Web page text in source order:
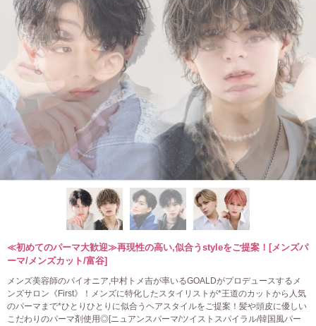
≪初めてのパーマ大歓迎≫再現性の高い,似合うstyleをご提案！[メンズパ
ーマ/メンズカット/富谷]
メンズ美容師のパイオニア,中村トメ吉が率いるGOALDがプロデュースするメ
ンズサロン《First》！メンズに特化したスタイリストが*王道のカットから人気
のパーマまで*ひとりひとりに似合うヘアスタイルをご提案！髪や頭皮に優しい
こだわりのパーマ剤使用◎[ニュアンスパーマ/ツイストスパイラル/韓国風パー